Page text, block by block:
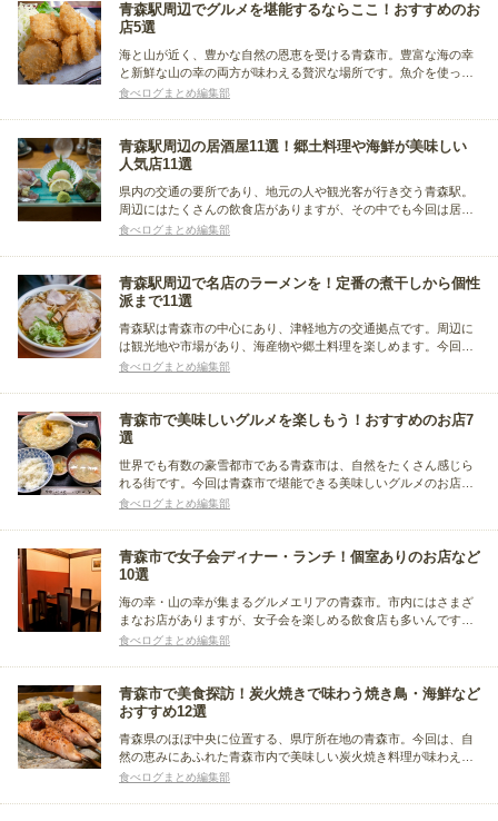
青森駅周辺でグルメを堪能するならここ！おすすめのお
店5選
海と山が近く、豊かな自然の恩恵を受ける青森市。豊富な海の幸
と新鮮な山の幸の両方が味わえる贅沢な場所です。魚介を使った
郷土料理が多数あり、特に青森駅周辺には美味しいグルメが味わ
介します。
食べログまとめ編集部
青森駅周辺の居酒屋11選！郷土料理や海鮮が美味しい
人気店11選
県内の交通の要所であり、地元の人や観光客が行き交う青森駅。
周辺にはたくさんの飲食店がありますが、その中でも今回は居酒
屋さんをピックアップ！青森の郷土料理から肉や魚の料理まで、
食べログまとめ編集部
青森駅周辺で名店のラーメンを！定番の煮干しから個性
派まで11選
青森駅は青森市の中心にあり、津軽地方の交通拠点です。周辺に
は観光地や市場があり、海産物や郷土料理を楽しめます。今回は
青森駅周辺のグルメの中でも、ラーメンに注目。煮干しをふんだ
ました。
食べログまとめ編集部
青森市で美味しいグルメを楽しもう！おすすめのお店7
選
世界でも有数の豪雪都市である青森市は、自然をたくさん感じら
れる街です。今回は青森市で堪能できる美味しいグルメのお店を
まとめました。ランチやディナー別に紹介しますので、青森市で
食べログまとめ編集部
青森市で女子会ディナー・ランチ！個室ありのお店など
10選
海の幸・山の幸が集まるグルメエリアの青森市。市内にはさまざ
まなお店がありますが、女子会を楽しめる飲食店も多いんです
よ。この記事では、ディナーやランチ、個室ありや飲み放題あり
食べログまとめ編集部
青森市で美食探訪！炭火焼きで味わう焼き鳥・海鮮など
おすすめ12選
青森県のほぼ中央に位置する、県庁所在地の青森市。今回は、自
然の恵みにあふれた青森市内で美味しい炭火焼き料理が味わえる
お店をご紹介。炭火焼き鳥が人気のお店や、鮮度抜群の海鮮を使
食べログまとめ編集部